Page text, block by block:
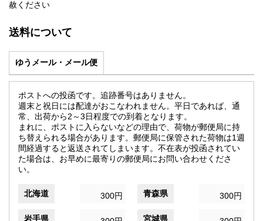
赦ください
送料について
ゆうメール・メール便
ポストへの投函です。追跡番号はありません。
週末と祝日には配達がおこなわれません。平日であれば、通
常、出荷から2～3日程度での到着となります。
まれに、ポストに入らないなどの理由で、荷物が郵便局に持
ち替えられる場合があります。郵便局に保管された荷物は1週
間経過すると返送されてしまいます。不在表が投函されてい
た場合は、お早めに最寄りの郵便局にお問い合わせくださ
い。
北海道 300円 青森県 300円
岩手県 宮城県